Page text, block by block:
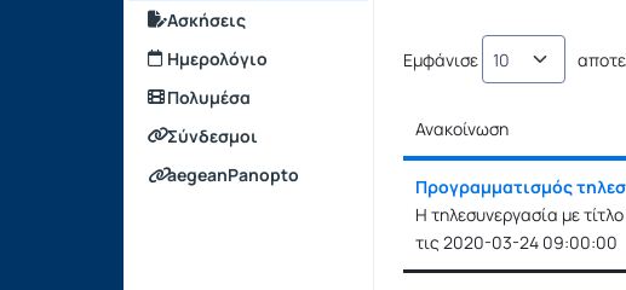
Ασκήσεις
Ημερολόγιο
Πολυμέσα
Σύνδεσμοι
aegeanPanopto
Εμφάνισε
Ανακοίνωση
Προγραμματισμός
Η τηλεσυνεργασία με
τις 2020-03-24 09:00:00